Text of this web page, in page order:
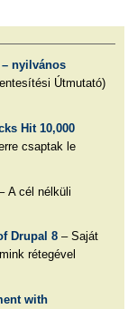
– nyilvános
Útmutató)
Hit 10,000
csaptak le
A cél nélküli
Drupal 8– Saját
rétegével
with